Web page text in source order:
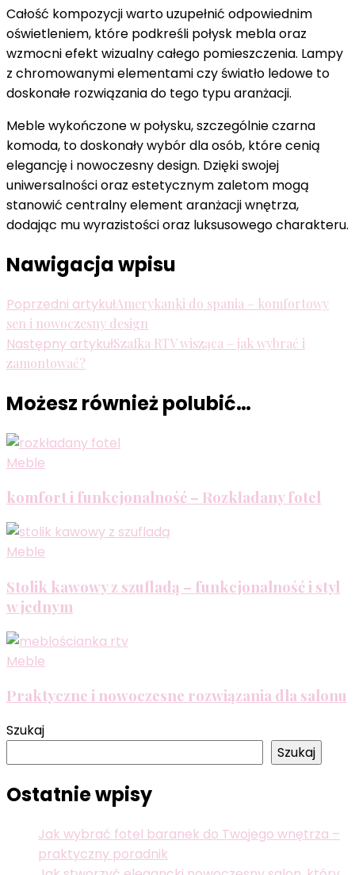
Całość kompozycji warto uzupełnić odpowiednim
oświetleniem, które podkreśli połysk mebla oraz
wzmocni efekt wizualny całego pomieszczenia. Lampy
z chromowanymi elementami czy światło ledowe to
doskonałe rozwiązania do tego typu aranżacji.
Meble wykończone w połysku, szczególnie czarna
komoda, to doskonały wybór dla osób, które cenią
elegancję i nowoczesny design. Dzięki swojej
uniwersalności oraz estetycznym zaletom mogą
stanowić centralny element aranżacji wnętrza,
dodając mu wyrazistości oraz luksusowego charakteru.
Nawigacja wpisu
Poprzedni artykułAmerykanki do spania – komfortowy
sen i nowoczesny design
Następny artykułSzafka RTV wisząca – jak wybrać i
zamontować?
Możesz również polubić…
Meble
komfort i funkcjonalność – Rozkładany fotel
Meble
Stolik kawowy z szufladą – funkcjonalność i styl
w jednym
Meble
Praktyczne i nowoczesne rozwiązania dla salonu
Szukaj
Szukaj
Ostatnie wpisy
Jak wybrać fotel baranek do Twojego wnętrza –
praktyczny poradnik